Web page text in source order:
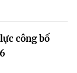
công bố